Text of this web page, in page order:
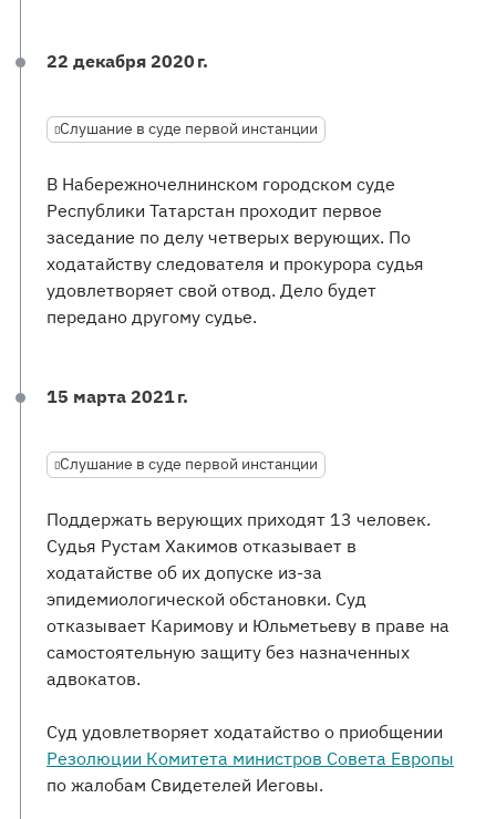
22 декабря 2020 г.
Слушание в суде первой инстанции
В Набережночелнинском городском суде
Республики Татарстан проходит первое
заседание по делу четверых верующих. По
ходатайству следователя и прокурора судья
удовлетворяет свой отвод. Дело будет
передано другому судье.
15 марта 2021 г.
Слушание в суде первой инстанции
Поддержать верующих приходят 13 человек.
Судья Рустам Хакимов отказывает в
ходатайстве об их допуске из-за
эпидемиологической обстановки. Суд
отказывает Каримову и Юльметьеву в праве на
самостоятельную защиту без назначенных
адвокатов.
Суд удовлетворяет ходатайство о приобщении
Резолюции Комитета министров Совета Европы
по жалобам Свидетелей Иеговы.